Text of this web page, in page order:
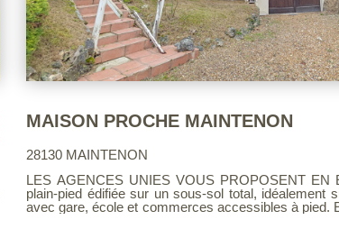
MAISON PROCHE MAINTENON
28130 MAINTENON
LES AGENCES UNIES VOUS PROPOSENT EN EXCLUSIVITÉ cette maison de
plain-pied édifiée sur un sous-sol total, idéalement
avec gare, école et commerces accessibles à pied. Elle se compose : d'une véranda